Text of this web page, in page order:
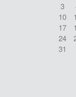
3
10
17
24
31